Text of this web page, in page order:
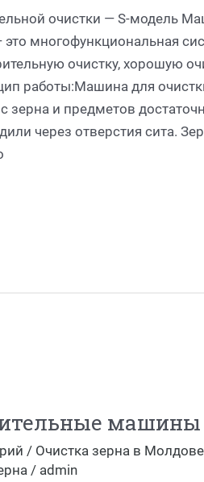
очистки — S-модель
многофункциональная
очистку, хорошую
работы:Машина для
зерна и предметов
через отверстия сита.
/ Очистка зерна в Молдове
/ admin